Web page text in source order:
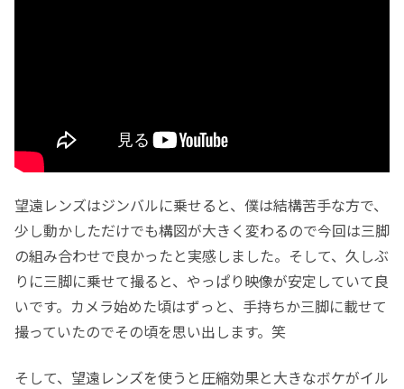
望遠レンズはジンバルに乗せると、僕は結構苦手な方で、
少し動かしただけでも構図が大きく変わるので今回は三脚
の組み合わせで良かったと実感しました。そして、久しぶ
りに三脚に乗せて撮ると、やっぱり映像が安定していて良
いです。カメラ始めた頃はずっと、手持ちか三脚に載せて
撮っていたのでその頃を思い出します。笑
そして、望遠レンズを使うと圧縮効果と大きなボケがイル